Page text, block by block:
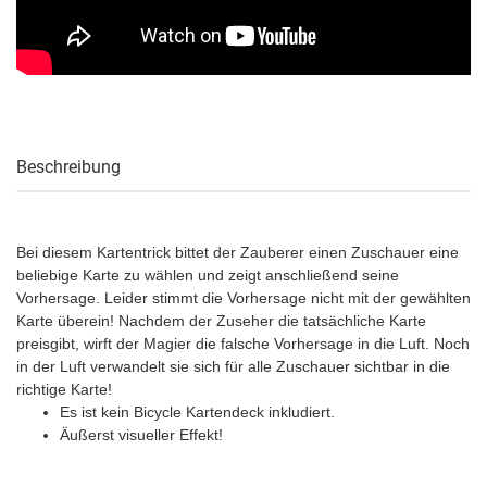
Beschreibung
Bei diesem Kartentrick bittet der Zauberer einen Zuschauer eine
beliebige Karte zu wählen und zeigt anschließend seine
Vorhersage. Leider stimmt die Vorhersage nicht mit der gewählten
Karte überein! Nachdem der Zuseher die tatsächliche Karte
preisgibt, wirft der Magier die falsche Vorhersage in die Luft. Noch
in der Luft verwandelt sie sich für alle Zuschauer sichtbar in die
richtige Karte!
Es ist kein Bicycle Kartendeck inkludiert.
Äußerst visueller Effekt!